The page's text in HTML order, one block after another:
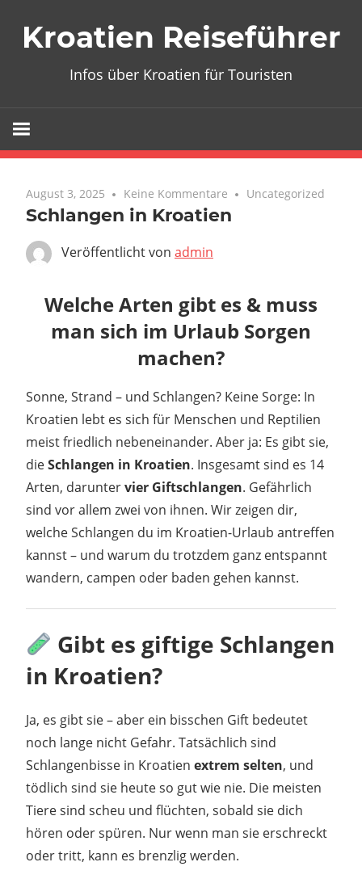
InhaltKroatien Reiseführer
Infos über Kroatien für Touristen
August 3, 2025 Keine Kommentare Uncategorized
Schlangen in Kroatien
Veröffentlicht von admin
Welche Arten gibt es & muss
man sich im Urlaub Sorgen
machen?
Sonne, Strand – und Schlangen? Keine Sorge: In
Kroatien lebt es sich für Menschen und Reptilien
meist friedlich nebeneinander. Aber ja: Es gibt sie,
dieSchlangen in Kroatien. Insgesamt sind es 14
Arten, daruntervier Giftschlangen. Gefährlich
sind vor allem zwei von ihnen. Wir zeigen dir,
welche Schlangen du im Kroatien-Urlaub antreffen
kannst – und warum du trotzdem ganz entspannt
wandern, campen oder baden gehen kannst.
Gibt es giftige Schlangen
in Kroatien?
Ja, es gibt sie – aber ein bisschen Gift bedeutet
noch lange nicht Gefahr. Tatsächlich sind
Schlangenbisse in Kroatien extrem selten, und
tödlich sind sie heute so gut wie nie. Die meisten
Tiere sind scheu und flüchten, sobald sie dich
hören oder spüren. Nur wenn man sie erschreckt
oder tritt, kann es brenzlig werden.